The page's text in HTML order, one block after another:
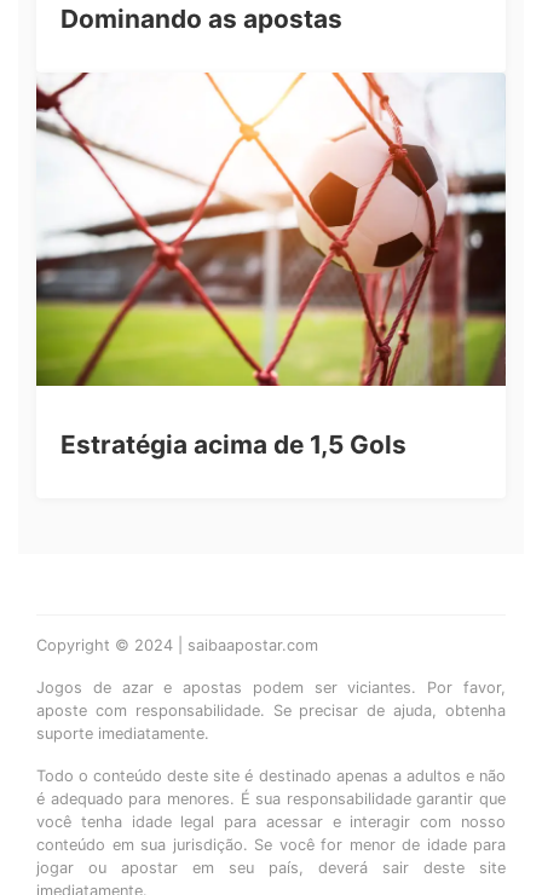
Dominando as apostas
Estratégia acima de 1,5 Gols
Copyright © 2024 | saibaapostar.com
Jogos de azar e apostas podem ser viciantes. Por favor,
aposte com responsabilidade. Se precisar de ajuda, obtenha
suporte imediatamente.
Todo o conteúdo deste site é destinado apenas a adultos e não
é adequado para menores. É sua responsabilidade garantir que
você tenha idade legal para acessar e interagir com nosso
conteúdo em sua jurisdição. Se você for menor de idade para
jogar ou apostar em seu país, deverá sair deste site
imediatamente.